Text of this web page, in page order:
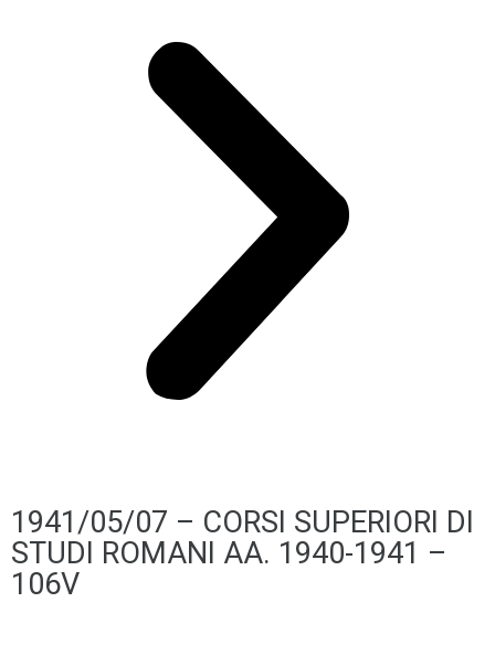
1941/05/07 – CORSI SUPERIORI DI
STUDI ROMANI AA. 1940-1941 –
106V